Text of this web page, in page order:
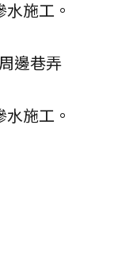
施工。
邊巷弄
施工。